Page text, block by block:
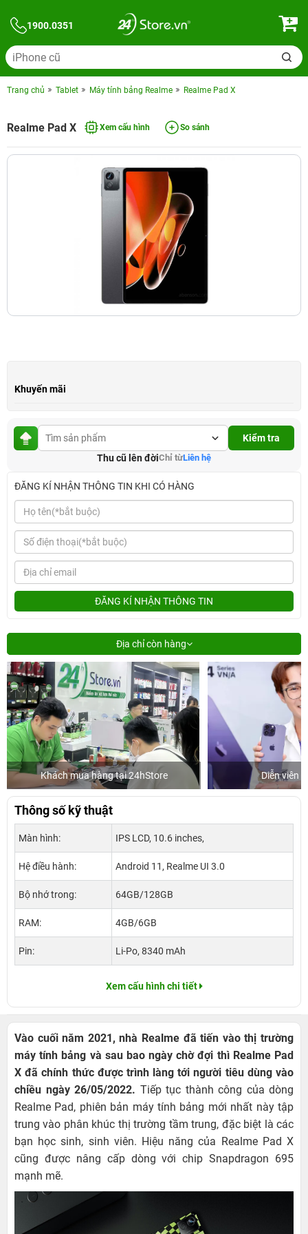
1900.0351
Trang chủ Tablet Máy tính bảng Realme Realme Pad X
Realme Pad X Xem cấu hình So sánh
Khuyến mãi
Kiểm tra
Thu cũ lên đờiChỉ từLiên hệ
ĐĂNG KÍ NHẬN THÔNG TIN KHI CÓ HÀNG
ĐĂNG KÍ NHẬN THÔNG TIN
Địa chỉ còn hàng
Khách mua hàng tại 24hStore Diễn viên
Thông số kỹ thuật
Màn hình: IPS LCD, 10.6 inches,
Hệ điều hành: Android 11, Realme UI 3.0
Bộ nhớ trong: 64GB/128GB
RAM: 4GB/6GB
Pin: Li-Po, 8340 mAh
Xem cấu hình chi tiết
Vào cuối năm 2021, nhà Realme đã tiến vào thị trường
máy tính bảng và sau bao ngày chờ đợi thì Realme Pad
X đã chính thức được trình làng tới người tiêu dùng vào
chiều ngày 26/05/2022. Tiếp tục thành công của dòng
Realme Pad, phiên bản máy tính bảng mới nhất này tập
trung vào phân khúc thị trường tầm trung, đặc biệt là các
bạn học sinh, sinh viên. Hiệu năng của Realme Pad X
cũng được nâng cấp dòng với chip Snapdragon 695
mạnh mẽ.